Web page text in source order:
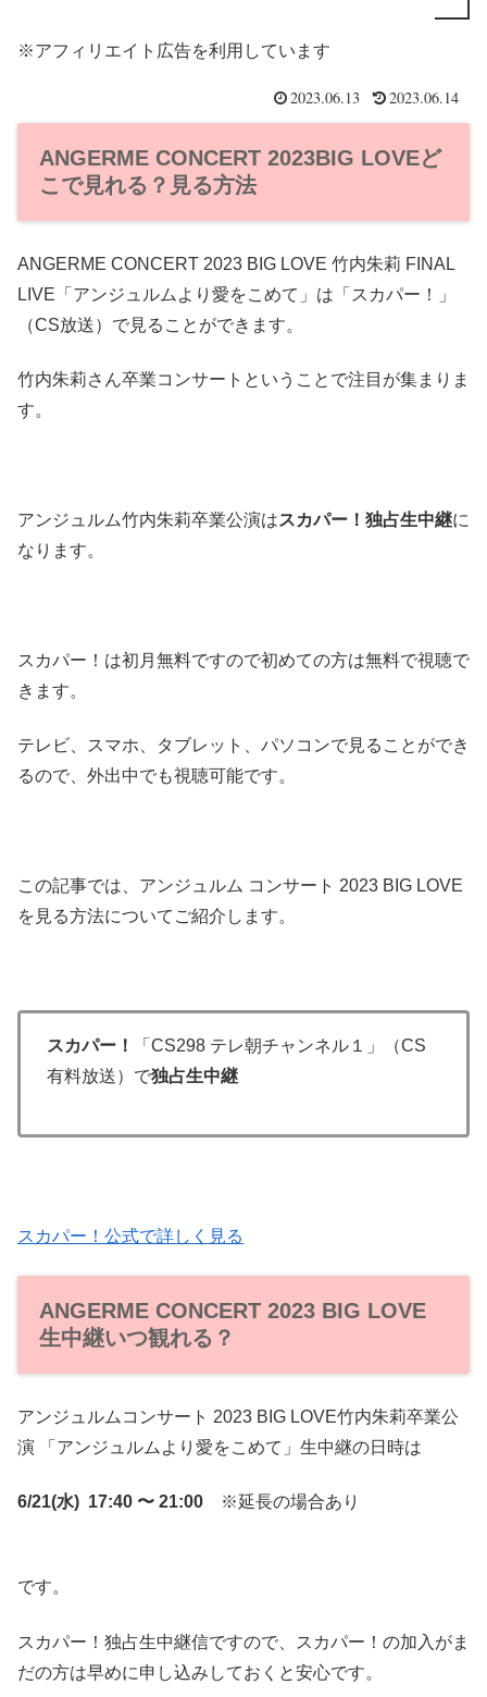
※アフィリエイト広告を利用しています
2023.06.13 2023.06.14
ANGERME CONCERT 2023BIG LOVEど
こで見れる？見る方法
ANGERME CONCERT 2023 BIG LOVE 竹内朱莉 FINAL
LIVE「アンジュルムより愛をこめて」は「スカパー！」
（CS放送）で見ることができます。
竹内朱莉さん卒業コンサートということで注目が集まりま
す。
アンジュルム竹内朱莉卒業公演はスカパー！独占生中継に
なります。
スカパー！は初月無料ですので初めての方は無料で視聴で
きます。
テレビ、スマホ、タブレット、パソコンで見ることができ
るので、外出中でも視聴可能です。
この記事では、アンジュルム コンサート 2023 BIG LOVE
を見る方法についてご紹介します。
スカパー！
「CS298 テレ朝チャンネル１」（CS
有料放送）で独占生中継
スカパー！公式で詳しく見る
ANGERME CONCERT 2023 BIG LOVE
生中継いつ観れる？
アンジュルムコンサート 2023 BIG LOVE竹内朱莉卒業公
演 「アンジュルムより愛をこめて」生中継の日時は
6/21(水) 17:40 〜 21:00 ※延長の場合あり
です。
スカパー！独占生中継信ですので、スカパー！の加入がま
だの方は早めに申し込みしておくと安心です。